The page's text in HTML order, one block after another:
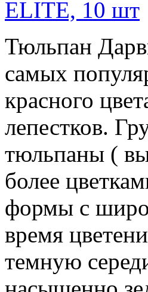
Тюльпан
самых
красного
лепестков.
тюльпаны (
более
формы с
время
темную